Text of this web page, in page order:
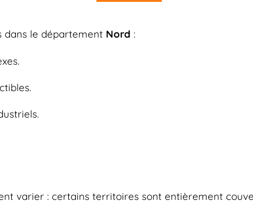
dans le département Nord :
varier : certains territoires sont entièrement